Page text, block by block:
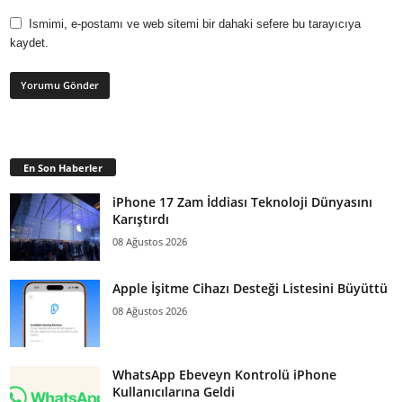
Ismimi, e-postamı ve web sitemi bir dahaki sefere bu tarayıcıya
kaydet.
En Son Haberler
iPhone 17 Zam İddiası Teknoloji Dünyasını
Karıştırdı
08 Ağustos 2026
Apple İşitme Cihazı Desteği Listesini Büyüttü
08 Ağustos 2026
WhatsApp Ebeveyn Kontrolü iPhone
Kullanıcılarına Geldi